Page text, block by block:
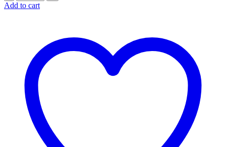
Add to cart